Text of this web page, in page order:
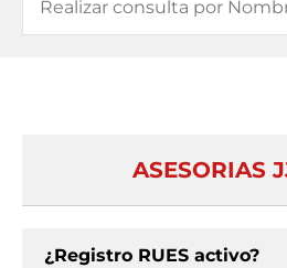
ASESORIAS
¿Registro RUES activo?